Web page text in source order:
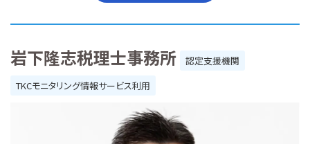
岩下隆志税理士事務所
認定支援機関
TKCモニタリング情報サービス利用